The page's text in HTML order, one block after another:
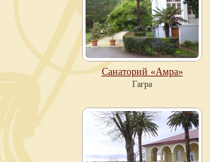
Санаторий «Амра»
Гагра